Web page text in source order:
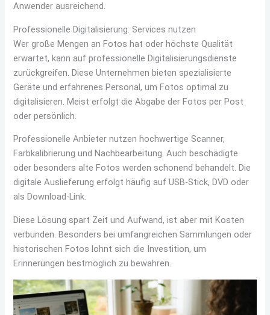
Anwender ausreichend.
Professionelle Digitalisierung: Services nutzen
Wer große Mengen an Fotos hat oder höchste Qualität
erwartet, kann auf professionelle Digitalisierungsdienste
zurückgreifen. Diese Unternehmen bieten spezialisierte
Geräte und erfahrenes Personal, um Fotos optimal zu
digitalisieren. Meist erfolgt die Abgabe der Fotos per Post
oder persönlich.
Professionelle Anbieter nutzen hochwertige Scanner,
Farbkalibrierung und Nachbearbeitung. Auch beschädigte
oder besonders alte Fotos werden schonend behandelt. Die
digitale Auslieferung erfolgt häufig auf USB-Stick, DVD oder
als Download-Link.
Diese Lösung spart Zeit und Aufwand, ist aber mit Kosten
verbunden. Besonders bei umfangreichen Sammlungen oder
historischen Fotos lohnt sich die Investition, um
Erinnerungen bestmöglich zu bewahren.